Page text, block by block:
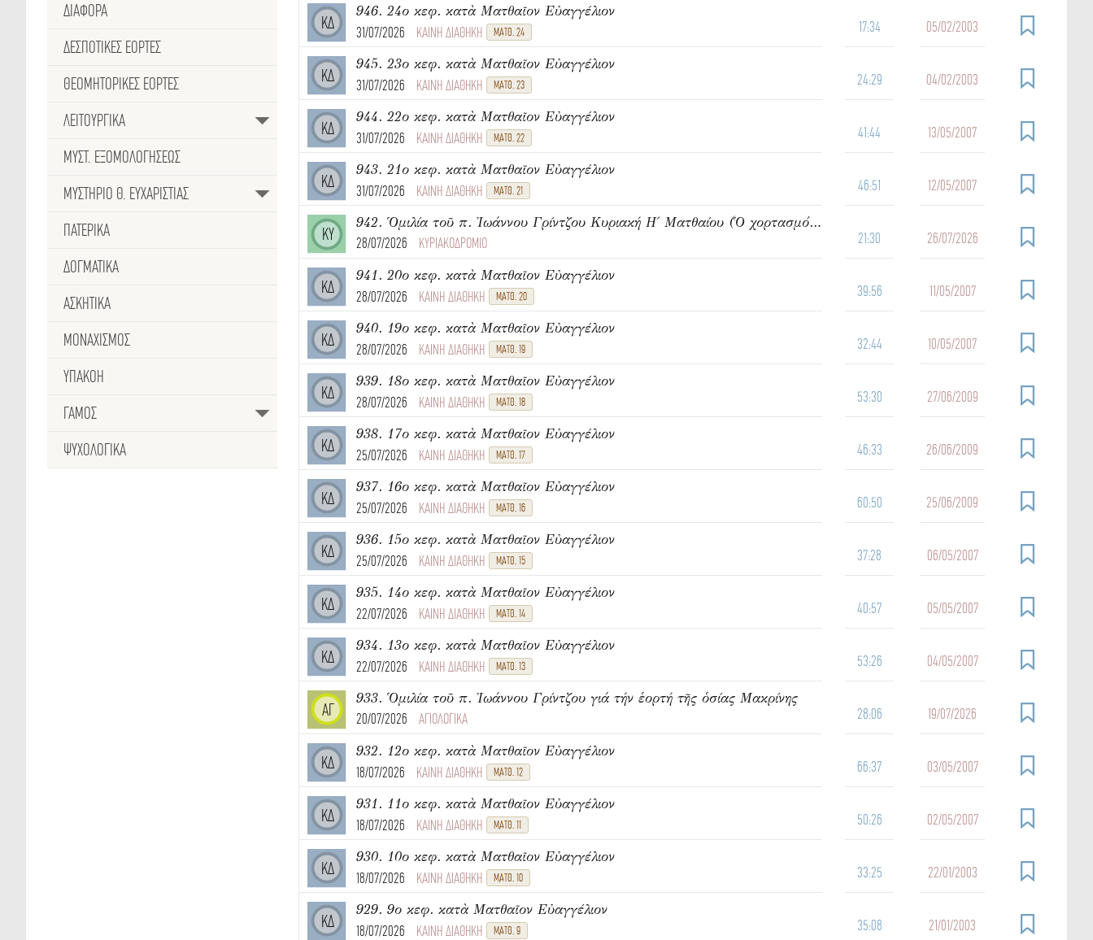
ΔΙΑΦΟΡΑ
ΔΕΣΠΟΤΙΚΈΣ ΕΟΡΤΕΣ
ΘΕΟΜΗΤΟΡΙΚΕΣ ΕΟΡΤΕΣ
ΛΕΙΤΟΥΡΓΙΚΑ
ΜΥΣΤ. ΕΞΟΜΟΛΟΓΗΣΕΩΣ
ΜΥΣΤΗΡΙΟ Θ. ΕΥΧΑΡΙΣΤΙΑΣ
ΠΑΤΕΡΙΚΑ
ΔΟΓΜΑΤΙΚΑ
ΑΣΚΗΤΙΚΑ
ΜΟΝΑΧΙΣΜΟΣ
ΥΠΑΚΟΗ
ΓΑΜΟΣ
ΨΥΧΟΛΟΓΙΚΑ
ΚΔ
946. 24ο κεφ. κατὰ Ματθαῖον Εὐαγγέλιον
31/07/2026
ΚΑΙΝΗ ΔΙΑΘΗΚΗ ΜΑΤΘ. 24 17:34 05/02/2003
ΚΔ
945. 23ο κεφ. κατὰ Ματθαῖον Εὐαγγέλιον
31/07/2026
ΚΑΙΝΗ ΔΙΑΘΗΚΗ ΜΑΤΘ. 23 24:29 04/02/2003
ΚΔ
944. 22ο κεφ. κατὰ Ματθαῖον Εὐαγγέλιον
31/07/2026
ΚΑΙΝΗ ΔΙΑΘΗΚΗ ΜΑΤΘ. 22 41:44 13/05/2007
ΚΔ
943. 21ο κεφ. κατὰ Ματθαῖον Εὐαγγέλιον
31/07/2026
ΚΑΙΝΗ ΔΙΑΘΗΚΗ ΜΑΤΘ. 21 46:51 12/05/2007
ΚΥ
942. Ὁμιλία τοῦ π. Ἰωάννου Γρίντζου Κυριακή Η΄ Ματθαίου (Ὁ χορτασμός τῶν πεντακισχιλίων)
28/07/2026
ΚΥΡΙΑΚΟΔΡΟΜΙΟ 21:30 26/07/2026
ΚΔ
941. 20ο κεφ. κατὰ Ματθαῖον Εὐαγγέλιον
28/07/2026
ΚΑΙΝΗ ΔΙΑΘΗΚΗ ΜΑΤΘ. 20 39:56 11/05/2007
ΚΔ
940. 19ο κεφ. κατὰ Ματθαῖον Εὐαγγέλιον
28/07/2026
ΚΑΙΝΗ ΔΙΑΘΗΚΗ ΜΑΤΘ. 19 32:44 10/05/2007
ΚΔ
939. 18ο κεφ. κατὰ Ματθαῖον Εὐαγγέλιον
28/07/2026
ΚΑΙΝΗ ΔΙΑΘΗΚΗ ΜΑΤΘ. 18 53:30 27/06/2009
ΚΔ
938. 17ο κεφ. κατὰ Ματθαῖον Εὐαγγέλιον
25/07/2026
ΚΑΙΝΗ ΔΙΑΘΗΚΗ ΜΑΤΘ. 17 46:33 26/06/2009
ΚΔ
937. 16ο κεφ. κατὰ Ματθαῖον Εὐαγγέλιον
25/07/2026
ΚΑΙΝΗ ΔΙΑΘΗΚΗ ΜΑΤΘ. 16 60:50 25/06/2009
ΚΔ
936. 15ο κεφ. κατὰ Ματθαῖον Εὐαγγέλιον
25/07/2026
ΚΑΙΝΗ ΔΙΑΘΗΚΗ ΜΑΤΘ. 15 37:28 06/05/2007
ΚΔ
935. 14ο κεφ. κατὰ Ματθαῖον Εὐαγγέλιον
22/07/2026
ΚΑΙΝΗ ΔΙΑΘΗΚΗ ΜΑΤΘ. 14 40:57 05/05/2007
ΚΔ
934. 13ο κεφ. κατὰ Ματθαῖον Εὐαγγέλιον
22/07/2026
ΚΑΙΝΗ ΔΙΑΘΗΚΗ ΜΑΤΘ. 13 53:26 04/05/2007
ΑΓ
933. Ὁμιλία τοῦ π. Ἰωάννου Γρίντζου γιά τήν ἑορτή τῆς ὁσίας Μακρίνης
20/07/2026
ΑΓΙΟΛΟΓΙΚΑ 28:06 19/07/2026
ΚΔ
932. 12ο κεφ. κατὰ Ματθαῖον Εὐαγγέλιον
18/07/2026
ΚΑΙΝΗ ΔΙΑΘΗΚΗ ΜΑΤΘ. 12 66:37 03/05/2007
ΚΔ
931. 11ο κεφ. κατὰ Ματθαῖον Εὐαγγέλιον
18/07/2026
ΚΑΙΝΗ ΔΙΑΘΗΚΗ ΜΑΤΘ. 11 50:26 02/05/2007
ΚΔ
930. 10ο κεφ. κατὰ Ματθαῖον Εὐαγγέλιον
18/07/2026
ΚΑΙΝΗ ΔΙΑΘΗΚΗ ΜΑΤΘ. 10 33:25 22/01/2003
ΚΔ
929. 9ο κεφ. κατὰ Ματθαῖον Εὐαγγέλιον
18/07/2026
ΚΑΙΝΗ ΔΙΑΘΗΚΗ ΜΑΤΘ. 9 35:08 21/01/2003